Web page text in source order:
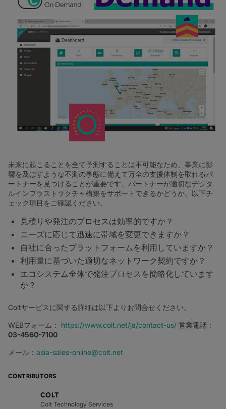
CONTRIBUTORS
COLT
Colt Technology Services
未来に起こることを全て予測することは不可能なため、事業に影
響を及ぼすような不測の事態に備えて万全の支援体制を取れるパ
ートナーを見つけることが重要です。パートナーが適切なデジタ
ルインフラストラクチャ構築をサポートできるかどうか、以下チ
ェック項目をご確認ください。
見積りや発注のプロセスは効率的ですか？
ニーズに応じて迅速に帯域を変更できますか？
自社に合ったプラットフォームを利用していますか？
利用量に基づいた適切なネットワーク契約ですか？
エコシステム全体で発注プロセスを簡略化しています
か？
Coltサービスに関する詳細は以下よりお問合せください。
WEBフォーム： https://www.colt.net/ja/contact-us/ 営業電話：
03-4560-7100
メール： asia-sales-online@colt.net